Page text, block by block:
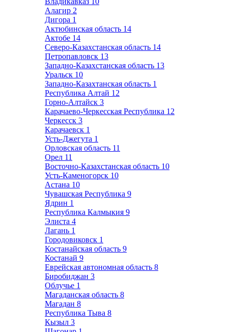
Алагир 2
Дигора 1
Актюбинская область 14
Актобе 14
Северо-Казахстанская область 14
Петропавловск 13
Западно-Казахстанская область 13
Уральск 10
Западно-Казахтанская область 1
Республика Алтай 12
Горно-Алтайск 3
Карачаево-Черкесская Республика 12
Черкесск 3
Карачаевск 1
Усть-Джегута 1
Орловская область 11
Орел 11
Восточно-Казахстанская область 10
Усть-Каменогорск 10
Астана 10
Чувашская Республика 9
Ядрин 1
Республика Калмыкия 9
Элиста 4
Лагань 1
Городовиковск 1
Костанайская область 9
Костанай 9
Еврейская автономная область 8
Биробиджан 3
Облучье 1
Магаданская область 8
Магадан 8
Республика Тыва 8
Кызыл 3